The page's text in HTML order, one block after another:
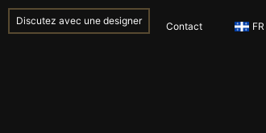
Discutez avec une designer Contact FR